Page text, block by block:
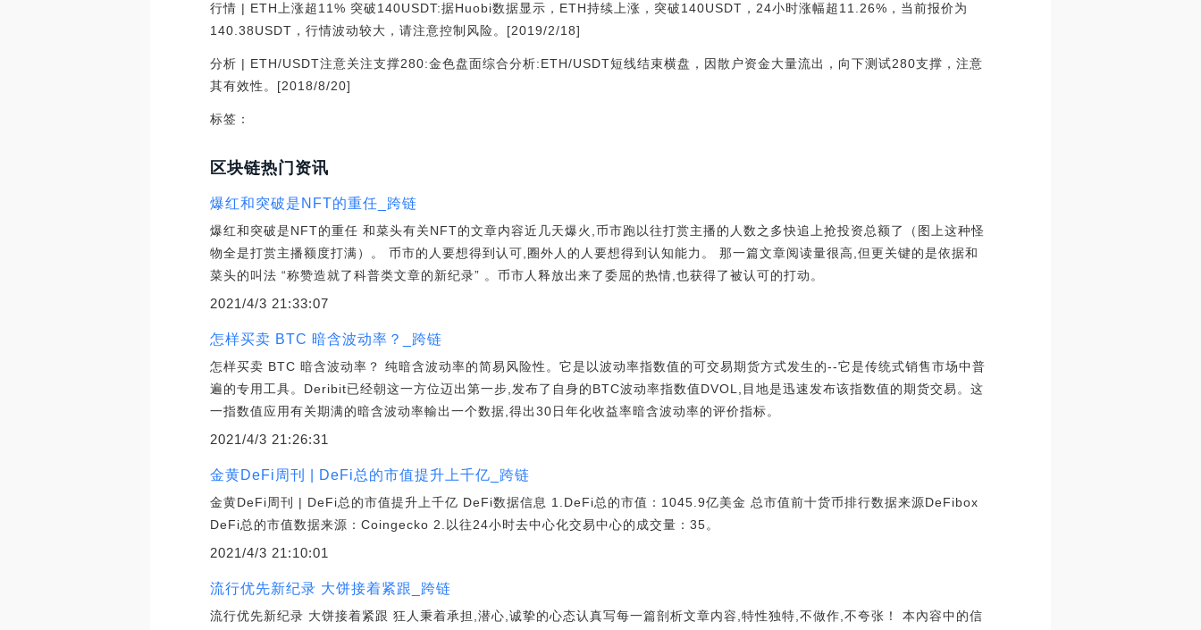
行情 | ETH上涨超11% 突破140USDT:据Huobi数据显示，ETH持续上涨，突破140USDT，24小时涨幅超11.26%，当前报价为
140.38USDT，行情波动较大，请注意控制风险。[2019/2/18]
分析 | ETH/USDT注意关注支撑280:金色盘面综合分析:ETH/USDT短线结束横盘，因散户资金大量流出，向下测试280支撑，注意
其有效性。[2018/8/20]
标签：
区块链热门资讯
爆红和突破是NFT的重任_跨链
爆红和突破是NFT的重任 和菜头有关NFT的文章内容近几天爆火,币市跑以往打赏主播的人数之多快追上抢投资总额了（图上这种怪
物全是打赏主播额度打满）。 币市的人要想得到认可,圈外人的人要想得到认知能力。 那一篇文章阅读量很高,但更关键的是依据和
菜头的叫法 “称赞造就了科普类文章的新纪录” 。币市人释放出来了委屈的热情,也获得了被认可的打动。
2021/4/3 21:33:07
怎样买卖 BTC 暗含波动率？_跨链
怎样买卖 BTC 暗含波动率？ 纯暗含波动率的简易风险性。它是以波动率指数值的可交易期货方式发生的--它是传统式销售市场中普
遍的专用工具。Deribit已经朝这一方位迈出第一步,发布了自身的BTC波动率指数值DVOL,目地是迅速发布该指数值的期货交易。这
一指数值应用有关期满的暗含波动率輸出一个数据,得出30日年化收益率暗含波动率的评价指标。
2021/4/3 21:26:31
金黄DeFi周刊 | DeFi总的市值提升上千亿_跨链
金黄DeFi周刊 | DeFi总的市值提升上千亿 DeFi数据信息 1.DeFi总的市值：1045.9亿美金 总市值前十货币排行数据来源DeFibox
DeFi总的市值数据来源：Coingecko 2.以往24小时去中心化交易中心的成交量：35。
2021/4/3 21:10:01
流行优先新纪录 大饼接着紧跟_跨链
流行优先新纪录 大饼接着紧跟 狂人秉着承担,潜心,诚挚的心态认真写每一篇剖析文章内容,特性独特,不做作,不夸张！ 本內容中的信